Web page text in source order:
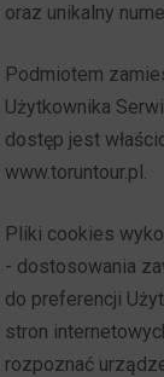
oraz unikalny
Podmiotem
Użytkownika
dostęp jest
www.toruntour.pl.
Pliki cookies
- dostosowania
do preferencji
stron
rozpoznać